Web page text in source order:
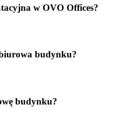
w OVO Offices?
budynku?
budynku?